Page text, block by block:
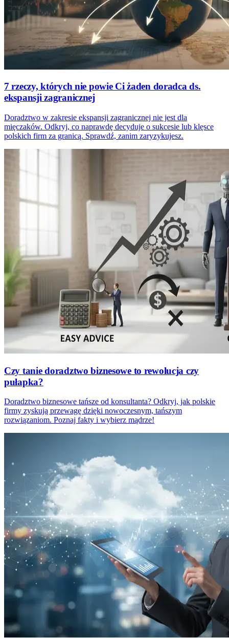
7 rzeczy, których nie powie Ci żaden doradca ds.
ekspansji zagranicznej
Doradztwo w zakresie ekspansji zagranicznej nie jest dla
mięczaków. Odkryj, co naprawdę decyduje o sukcesie lub klęsce
polskich firm za granicą. Sprawdź, zanim zaryzykujesz.
Czy tanie doradztwo biznesowe to rewolucja czy
pułapka?
Doradztwo biznesowe tańsze od konsultanta? Odkryj, jak polskie
firmy zyskują przewagę dzięki nowoczesnym, tańszym
rozwiązaniom. Poznaj fakty i wybierz mądrze!